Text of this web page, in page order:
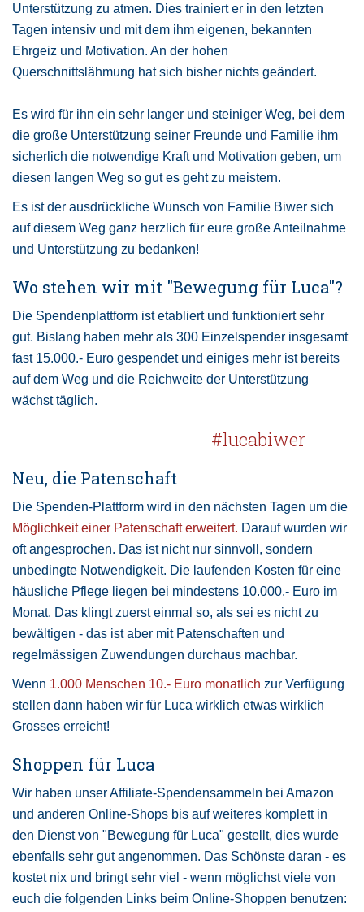
Unterstützung zu atmen. Dies trainiert er in den letzten
Tagen intensiv und mit dem ihm eigenen, bekannten
Ehrgeiz und Motivation. An der hohen
Querschnittslähmung hat sich bisher nichts geändert.
Es wird für ihn ein sehr langer und steiniger Weg, bei dem
die große Unterstützung seiner Freunde und Familie ihm
sicherlich die notwendige Kraft und Motivation geben, um
diesen langen Weg so gut es geht zu meistern.
Es ist der ausdrückliche Wunsch von Familie Biwer sich
auf diesem Weg ganz herzlich für eure große Anteilnahme
und Unterstützung zu bedanken!
Wo stehen wir mit "Bewegung für Luca"?
Die Spendenplattform ist etabliert und funktioniert sehr
gut. Bislang haben mehr als 300 Einzelspender insgesamt
fast 15.000.- Euro gespendet und einiges mehr ist bereits
auf dem Weg und die Reichweite der Unterstützung
wächst täglich.
#lucabiwer
Neu, die Patenschaft
Die Spenden-Plattform wird in den nächsten Tagen um die
Möglichkeit einer Patenschaft erweitert. Darauf wurden wir
oft angesprochen. Das ist nicht nur sinnvoll, sondern
unbedingte Notwendigkeit. Die laufenden Kosten für eine
häusliche Pflege liegen bei mindestens 10.000.- Euro im
Monat. Das klingt zuerst einmal so, als sei es nicht zu
bewältigen - das ist aber mit Patenschaften und
regelmässigen Zuwendungen durchaus machbar.
Wenn 1.000 Menschen 10.- Euro monatlich zur Verfügung
stellen dann haben wir für Luca wirklich etwas wirklich
Grosses erreicht!
Shoppen für Luca
Wir haben unser Affiliate-Spendensammeln bei Amazon
und anderen Online-Shops bis auf weiteres komplett in
den Dienst von "Bewegung für Luca" gestellt, dies wurde
ebenfalls sehr gut angenommen. Das Schönste daran - es
kostet nix und bringt sehr viel - wenn möglichst viele von
euch die folgenden Links beim Online-Shoppen benutzen: